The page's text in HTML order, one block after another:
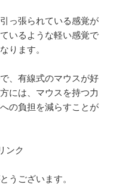
っ張られている感覚が
いるような軽い感覚で
ります。
、有線式のマウスが好
には、マウスを持つ力
の負担を減らすことが
ンク
うございます。